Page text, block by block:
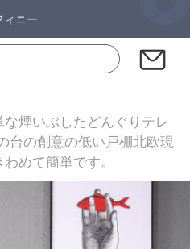
ィニー
煙いぶしたどんぐりテレ
台の創意の低い戸棚北欧現
めて簡単です。